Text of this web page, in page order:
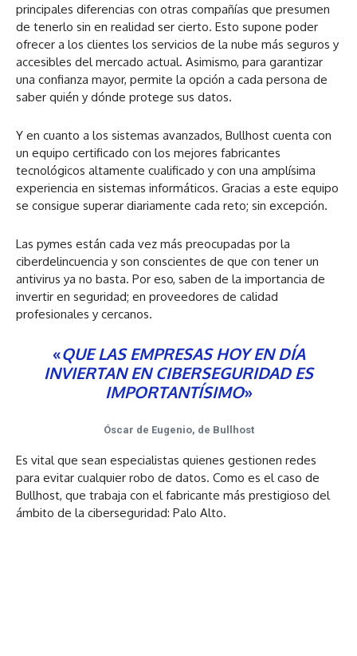
principales diferencias con otras compañías que presumen
de tenerlo sin en realidad ser cierto. Esto supone poder
ofrecer a los clientes los servicios de la nube más seguros y
accesibles del mercado actual. Asimismo, para garantizar
una confianza mayor, permite la opción a cada persona de
saber quién y dónde protege sus datos.
Y en cuanto a los sistemas avanzados, Bullhost cuenta con
un equipo certificado con los mejores fabricantes
tecnológicos altamente cualificado y con una amplísima
experiencia en sistemas informáticos. Gracias a este equipo
se consigue superar diariamente cada reto; sin excepción.
Las pymes están cada vez más preocupadas por la
ciberdelincuencia y son conscientes de que con tener un
antivirus ya no basta. Por eso, saben de la importancia de
invertir en seguridad; en proveedores de calidad
profesionales y cercanos.
«QUE LAS EMPRESAS HOY EN DÍA
INVIERTAN EN CIBERSEGURIDAD ES
IMPORTANTÍSIMO»
Óscar de Eugenio, de Bullhost
Es vital que sean especialistas quienes gestionen redes
para evitar cualquier robo de datos. Como es el caso de
Bullhost, que trabaja con el fabricante más prestigioso del
ámbito de la ciberseguridad: Palo Alto.